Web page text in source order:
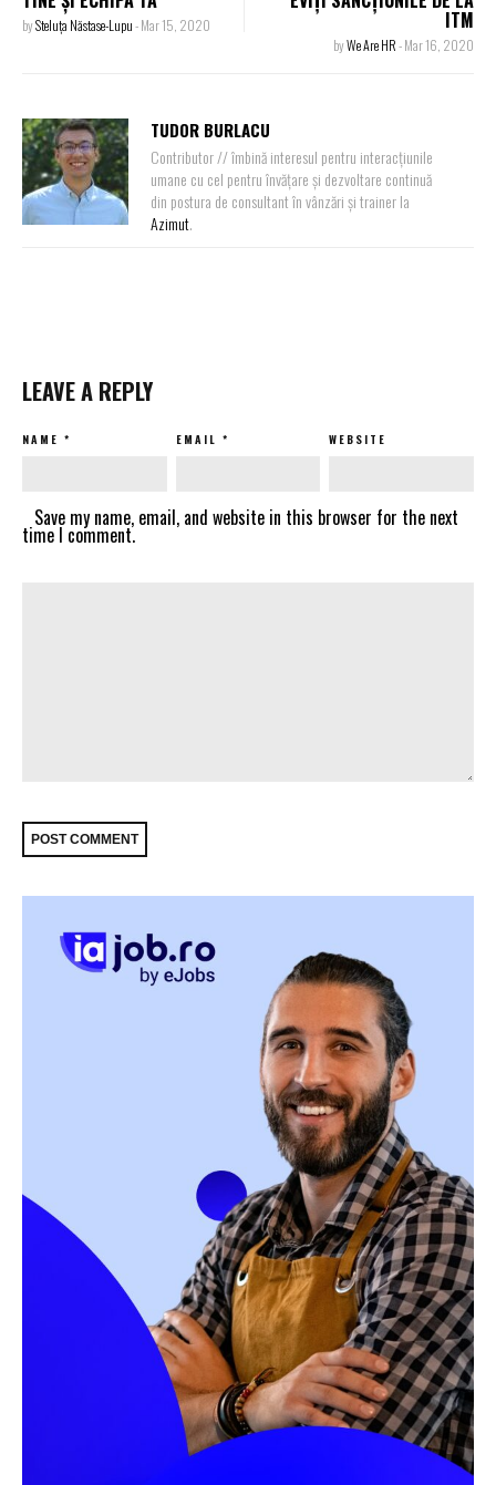
bySteluța Năstase-Lupu-Mar 15, 2020 ITM
byWe Are HR-Mar 16, 2020
TUDOR BURLACU
Contributor // îmbină interesul pentru interacțiunile
umane cu cel pentru învățare și dezvoltare continuă
din postura de consultant în vânzări și trainer la
Azimut.
LEAVE A REPLY
NAME * EMAIL * WEBSITE
Save my name, email, and website in this browser for the next
time I comment.